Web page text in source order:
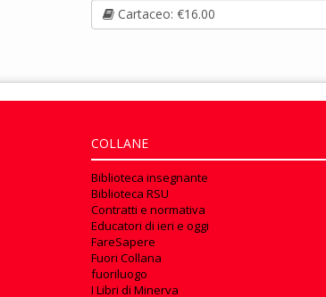
Cartaceo: €16.00
COLLANE
Biblioteca insegnante
Biblioteca RSU
Contratti e normativa
Educatori di ieri e oggi
FareSapere
Fuori Collana
fuoriluogo
I Libri di Minerva